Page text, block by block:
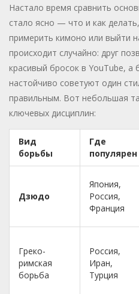
Настало время сравнить
стало ясно — что и как
примерить кимоно или выйти
происходит случайно: друг
красивый бросок в YouTube, а
настойчиво советуют один
правильным. Вот небольшая
ключевых дисциплин:
Вид
борьбы
Где
популярен
Дзюдо
Япония,
Россия,
Франция
Греко-
римская
борьба
Россия,
Иран,
Турция